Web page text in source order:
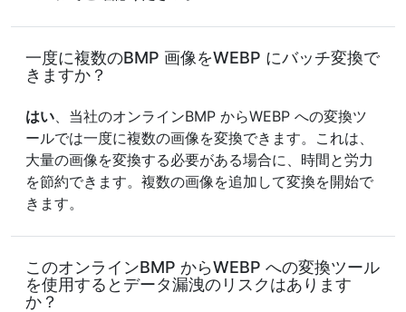
一度に複数のBMP 画像をWEBP にバッチ変換で
きますか？
はい、当社のオンラインBMP からWEBP への変換ツ
ールでは一度に複数の画像を変換できます。これは、
大量の画像を変換する必要がある場合に、時間と労力
を節約できます。複数の画像を追加して変換を開始で
きます。
このオンラインBMP からWEBP への変換ツール
を使用するとデータ漏洩のリスクはあります
か？